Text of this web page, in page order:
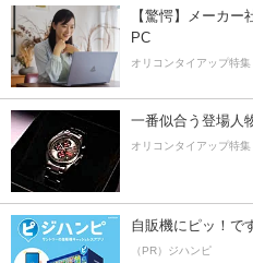
【驚愕】メーカ
PC
オリコンタイアップ特集
一番似合う登場人
オリコンタイアップ特集
自販機にピッ！で
（PR）ジハンピ